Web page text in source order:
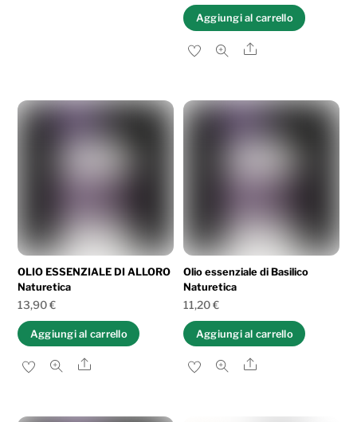
Aggiungi al carrello
Share
OLIO ESSENZIALE DI ALLORO
Naturetica
13,90€
Aggiungi al carrello
Share
Olio essenziale di Basilico
Naturetica
11,20€
Aggiungi al carrello
Share